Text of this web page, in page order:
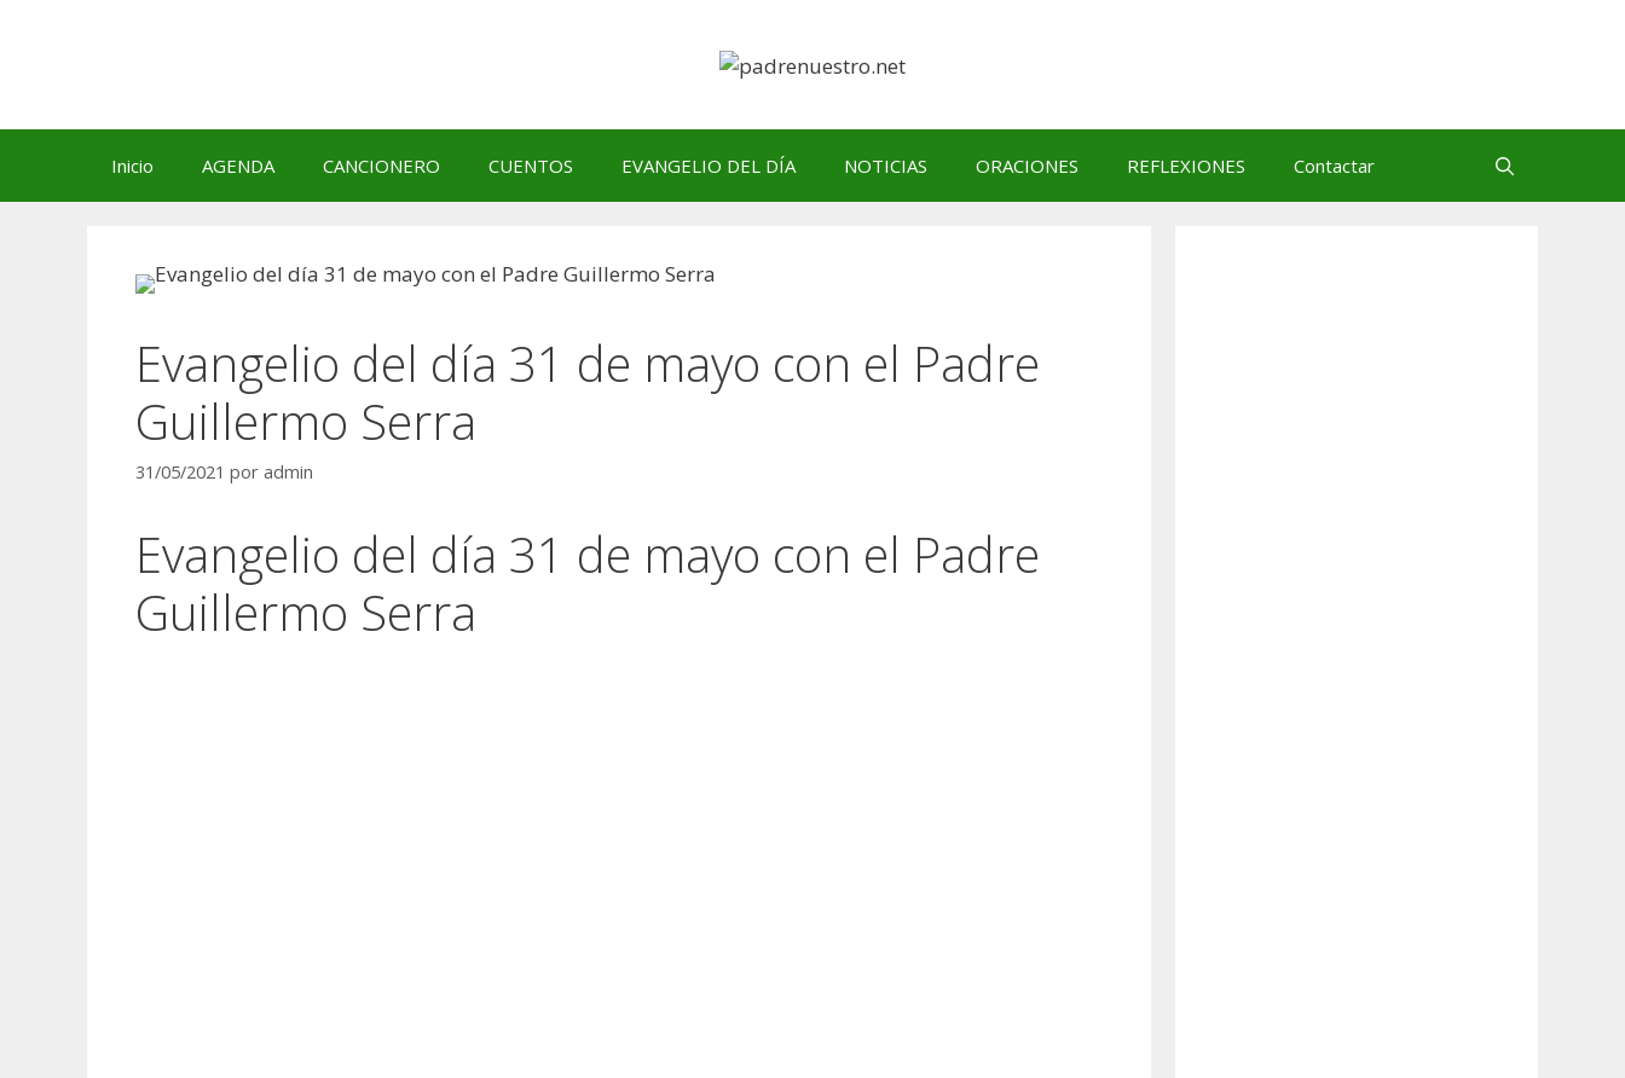
Inicio AGENDA CANCIONERO CUENTOS EVANGELIO DEL DÍA NOTICIAS ORACIONES REFLEXIONES Contactar
Evangelio del día 31 de mayo con el Padre
Guillermo Serra
31/05/2021 por admin
Evangelio del día 31 de mayo con el Padre
Guillermo Serra